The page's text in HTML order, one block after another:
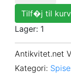
Tilf�j til kurv
Lager: 1
Antikvitet.net
Kategori: